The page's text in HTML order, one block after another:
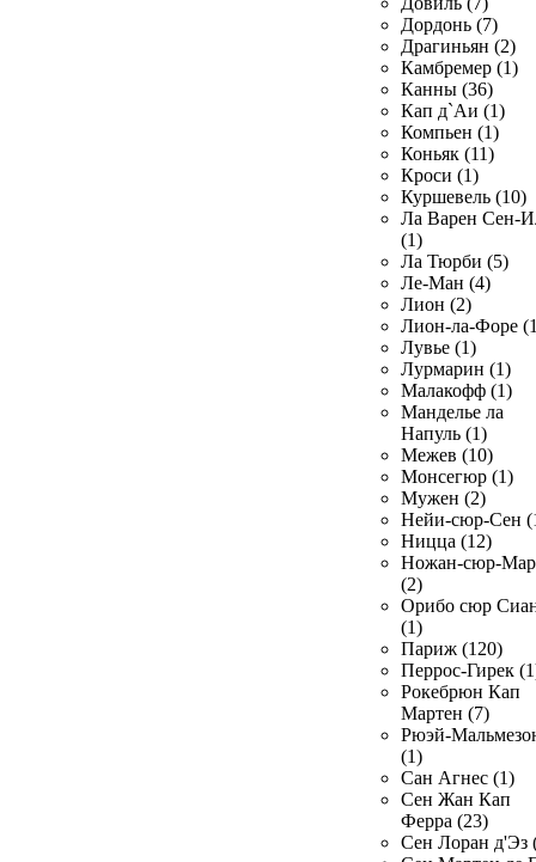
Дордонь (7)
Драгиньян (2)
Камбремер (1)
Канны (36)
Кап д`Аи (1)
Компьен (1)
Коньяк (11)
Кроси (1)
Куршевель (10)
Ла Варен Сен-
(1)
Ла Тюрби (5)
Ле-Ман (4)
Лион (2)
Лион-ла-Форе
Лувье (1)
Лурмарин (1)
Малакофф (1)
Манделье ла
Напуль (1)
Межев (10)
Монсегюр (1)
Мужен (2)
Нейи-сюр-Сен
Ницца (12)
Ножан-сюр-
(2)
Орибо сюр
(1)
Париж (120)
Перрос-Гирек
Рокебрюн Кап
Мартен (7)
Рюэй-
(1)
Сан Агнес (1)
Сен Жан Кап
Ферра (23)
Сен Лоран д'Эз